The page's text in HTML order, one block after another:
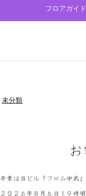
フロアガイド
未分類